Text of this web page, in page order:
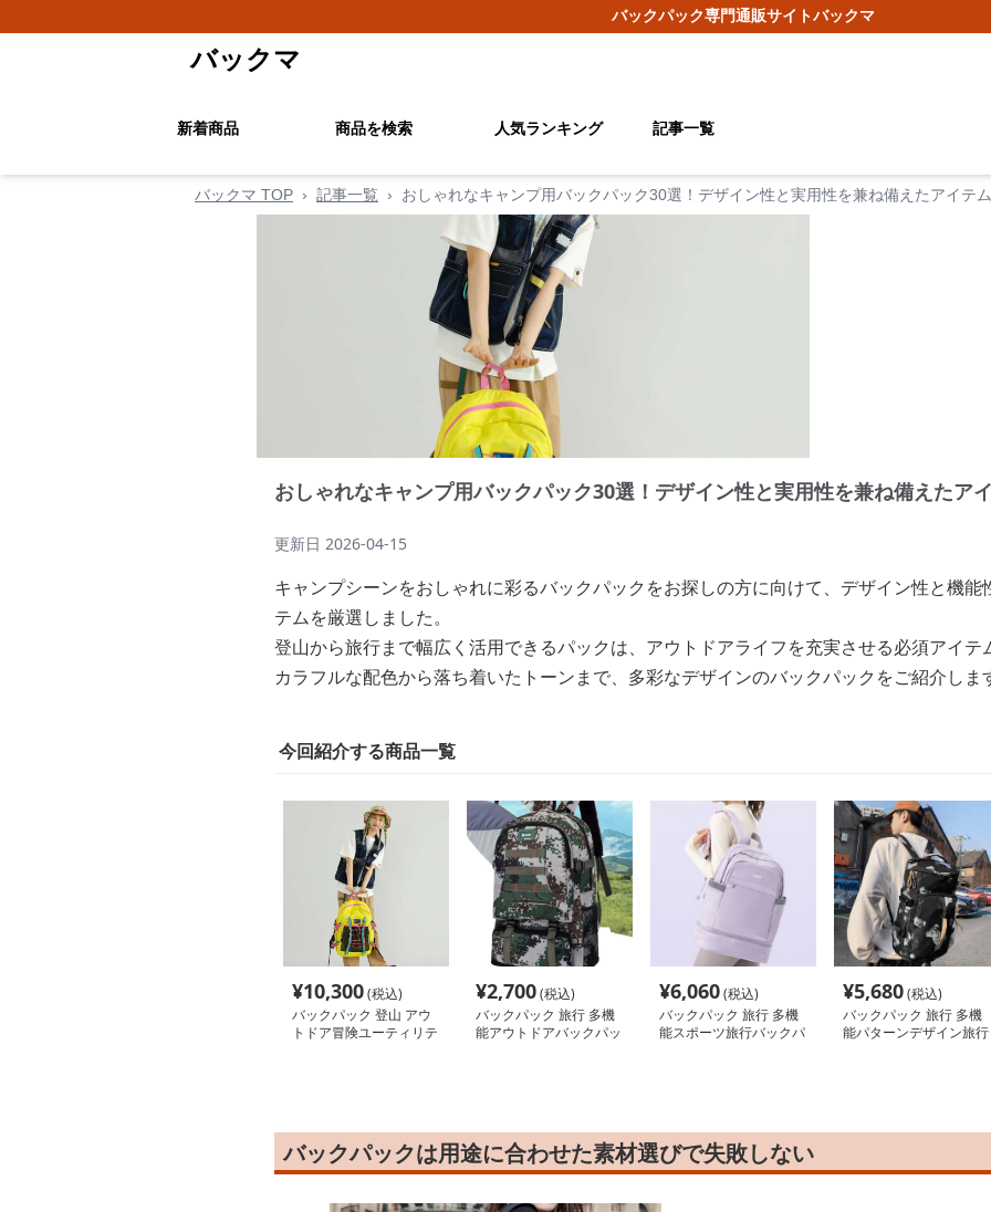
バックパック専門通販サイトバックマ
バックマ
新着商品 商品を検索 人気ランキング 記事一覧
バックマ TOP › 記事一覧 › おしゃれなキャンプ用バックパック30選！デザイン性と実用性を兼ね備えたアイテ
おしゃれなキャンプ用バックパック30選！デザイン性と実用性を兼ね備えたア
更新日 2026-04-15
キャンプシーンをおしゃれに彩るバックパックをお探しの方に向けて、デザイン性と機
テムを厳選しました。
登山から旅行まで幅広く活用できるパックは、アウトドアライフを充実させる必須アイテ
カラフルな配色から落ち着いたトーンまで、多彩なデザインのバックパックをご紹介しま
今回紹介する商品一覧
¥10,300(税込)
バックパック 登山 アウ
トドア冒険ユーティリテ
¥2,700(税込)
バックパック 旅行 多機
能アウトドアバックパッ
¥6,060(税込)
バックパック 旅行 多機
能スポーツ旅行バックパ
¥5,680(税込)
バックパック 旅行 多機
能パターンデザイン旅行
バックパックは用途に合わせた素材選びで失敗しない